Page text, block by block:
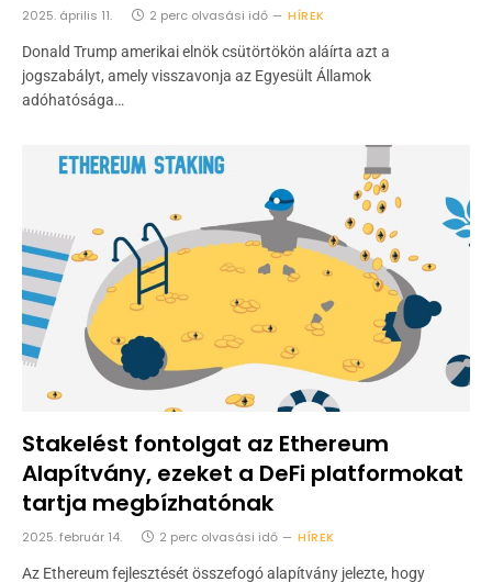
2025. április 11. 2 perc olvasási idő HÍREK
Donald Trump amerikai elnök csütörtökön aláírta azt a
jogszabályt, amely visszavonja az Egyesült Államok
adóhatósága…
Stakelést fontolgat az Ethereum
Alapítvány, ezeket a DeFi platformokat
tartja megbízhatónak
2025. február 14. 2 perc olvasási idő HÍREK
Az Ethereum fejlesztését összefogó alapítvány jelezte, hogy